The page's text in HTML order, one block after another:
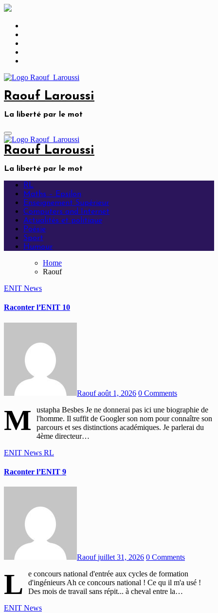
Skip
content
Raouf Laroussi
La liberté par le mot
Raouf Laroussi
La liberté par le mot
RL
Maths – Epsilon
Enseignement Supérieur
Computers and Internet
Actualités et politique
Poésie
Sport
Humour
Home
Raouf
ENIT News
Raconter l’ENIT 10
Raoufaoût 1, 2026 0 Comments
M
ustapha Besbes Je ne donnerai pas ici une biographie de
l'homme. Il suffit de Googler son nom pour connaître son
parcours et ses distinctions académiques. Je parlerai du
4ème directeur…
ENIT News RL
Raconter l’ENIT 9
Raoufjuillet 31, 2026 0 Comments
L
e concours national d'entrée aux cycles de formation
d'ingénieurs Ah ce concours national ! Ce qu il m'a usé !
Des mois de travail sans répit... à cheval entre la…
ENIT News